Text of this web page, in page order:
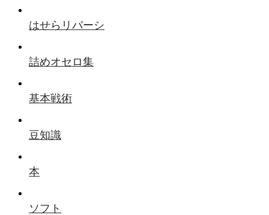
はせらリバーシ
詰めオセロ集
基本戦術
豆知識
本
ソフト